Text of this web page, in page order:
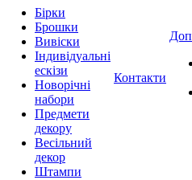
Бірки
Брошки
Вивіски
Індивідуальні
ескізи
Новорічні
набори
Предмети
декору
Весільний
декор
Штампи
Контакти